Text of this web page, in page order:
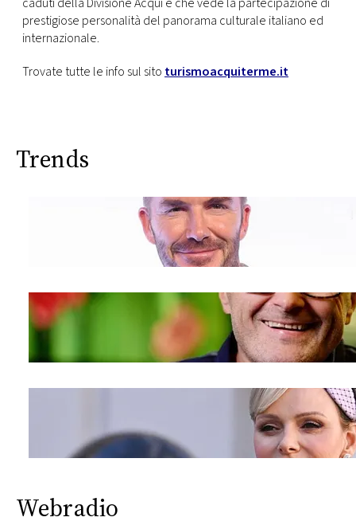
prestigiose personalità del panorama culturale italiano ed
internazionale.
Trovate tutte le info sul sito turismoacquiterme.it
Trends
Webradio